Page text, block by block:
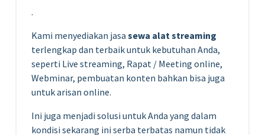
.
Kami menyediakan jasa sewa alat streaming
terlengkap dan terbaik untuk kebutuhan Anda,
seperti Live streaming, Rapat / Meeting online,
Webminar, pembuatan konten bahkan bisa juga
untuk arisan online.
Ini juga menjadi solusi untuk Anda yang dalam
kondisi sekarang ini serba terbatas namun tidak